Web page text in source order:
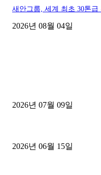
새안그룹, 세계 최초 30톤급
2026년 08월 04일
2026년 07월 09일
2026년 06월 15일